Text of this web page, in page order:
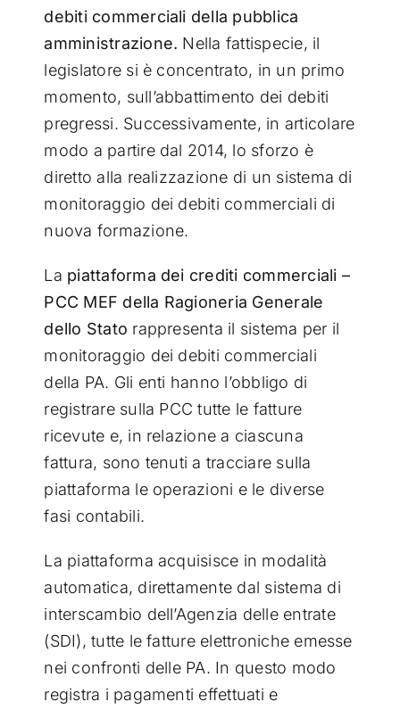
debiti commerciali della pubblica
amministrazione. Nella fattispecie, il
legislatore si è concentrato, in un primo
momento, sull’abbattimento dei debiti
pregressi. Successivamente, in articolare
modo a partire dal 2014, lo sforzo è
diretto alla realizzazione di un sistema di
monitoraggio dei debiti commerciali di
nuova formazione.
La piattaforma dei crediti commerciali –
PCC MEF della Ragioneria Generale
dello Stato rappresenta il sistema per il
monitoraggio dei debiti commerciali
della PA. Gli enti hanno l’obbligo di
registrare sulla PCC tutte le fatture
ricevute e, in relazione a ciascuna
fattura, sono tenuti a tracciare sulla
piattaforma le operazioni e le diverse
fasi contabili.
La piattaforma acquisisce in modalità
automatica, direttamente dal sistema di
interscambio dell’Agenzia delle entrate
(SDI), tutte le fatture elettroniche emesse
nei confronti delle PA. In questo modo
registra i pagamenti effettuati e